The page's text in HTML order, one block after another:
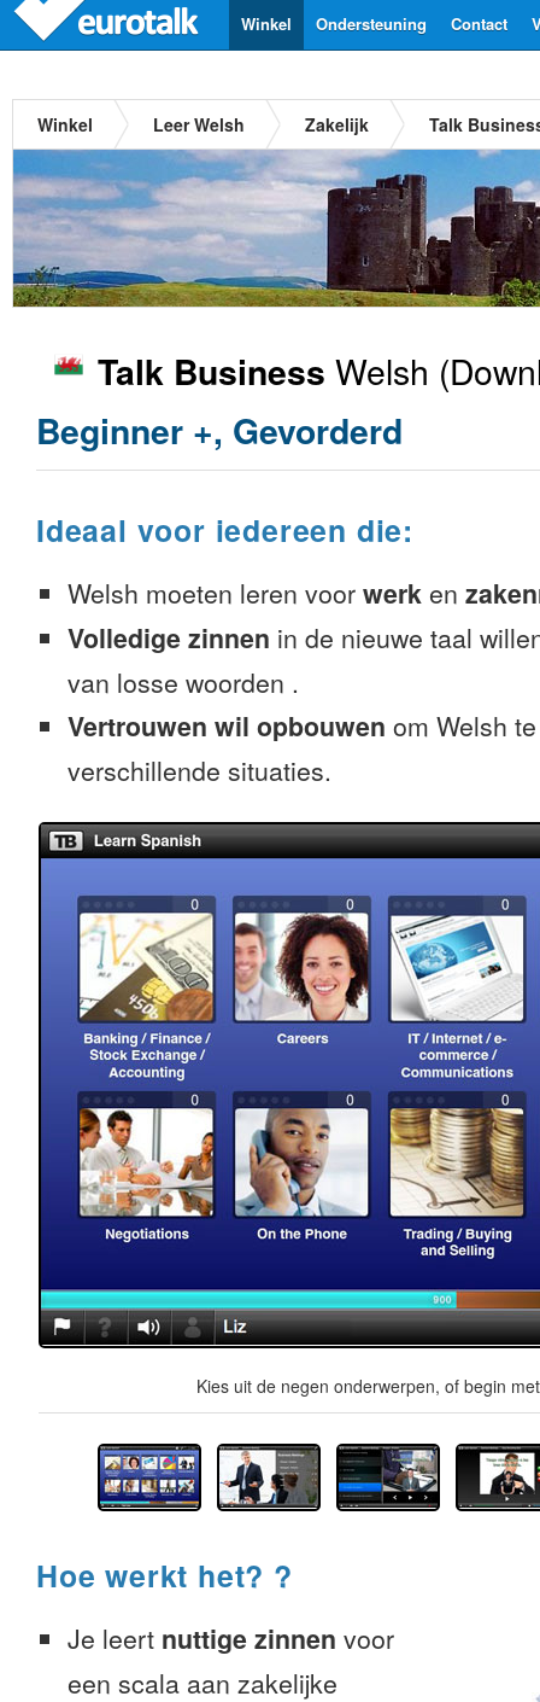
Contact
Ondersteuning
Winkel
Winkel Leer Welsh Zakelijk Talk
Talk Business Welsh
Beginner +, Gevorderd
Ideaal voor iedereen die:
Welsh moeten leren voor werk en
Volledige zinnen in de nieuwe taal
van losse woorden .
Vertrouwen wil opbouwen om Welsh
verschillende situaties.
Kies uit de negen onderwerpen, of begin
Hoe werkt het? ?
Je leert nuttige zinnen voor
een scala aan zakelijke